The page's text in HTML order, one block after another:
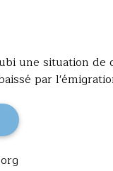
une situation de
par